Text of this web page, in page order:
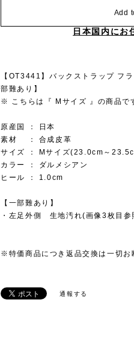
Add
日本国内にお
【OT3441】バックストラップ フ
部難あり】
※ こちらは『 Mサイズ 』の商品で
原産国 ： 日本
素材 ： 合成皮革
サイズ ： Mサイズ(23.0cm～
カラー ： ダルメシアン
ヒール ： 1.0cm
【一部難あり】
・左足外側 生地汚れ(画像3枚目参
※特価商品につき返品交換は一切お
通報する